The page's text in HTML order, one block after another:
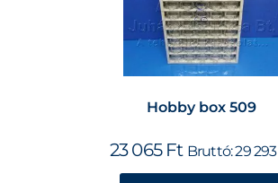
Hobby box 509
23 065 Ft Bruttó:29 293